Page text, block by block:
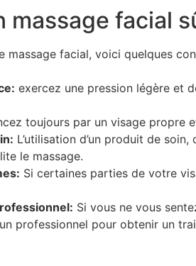
massage facial
massage facial, voici quelques
exercez une pression légère et
toujours par un visage propre
L’utilisation d’un produit de
le massage.
Si certaines parties de votre
Si vous ne vous
professionnel pour obtenir un